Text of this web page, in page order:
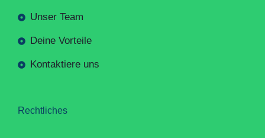
Unser Team
Deine Vorteile
Kontaktiere uns
Rechtliches